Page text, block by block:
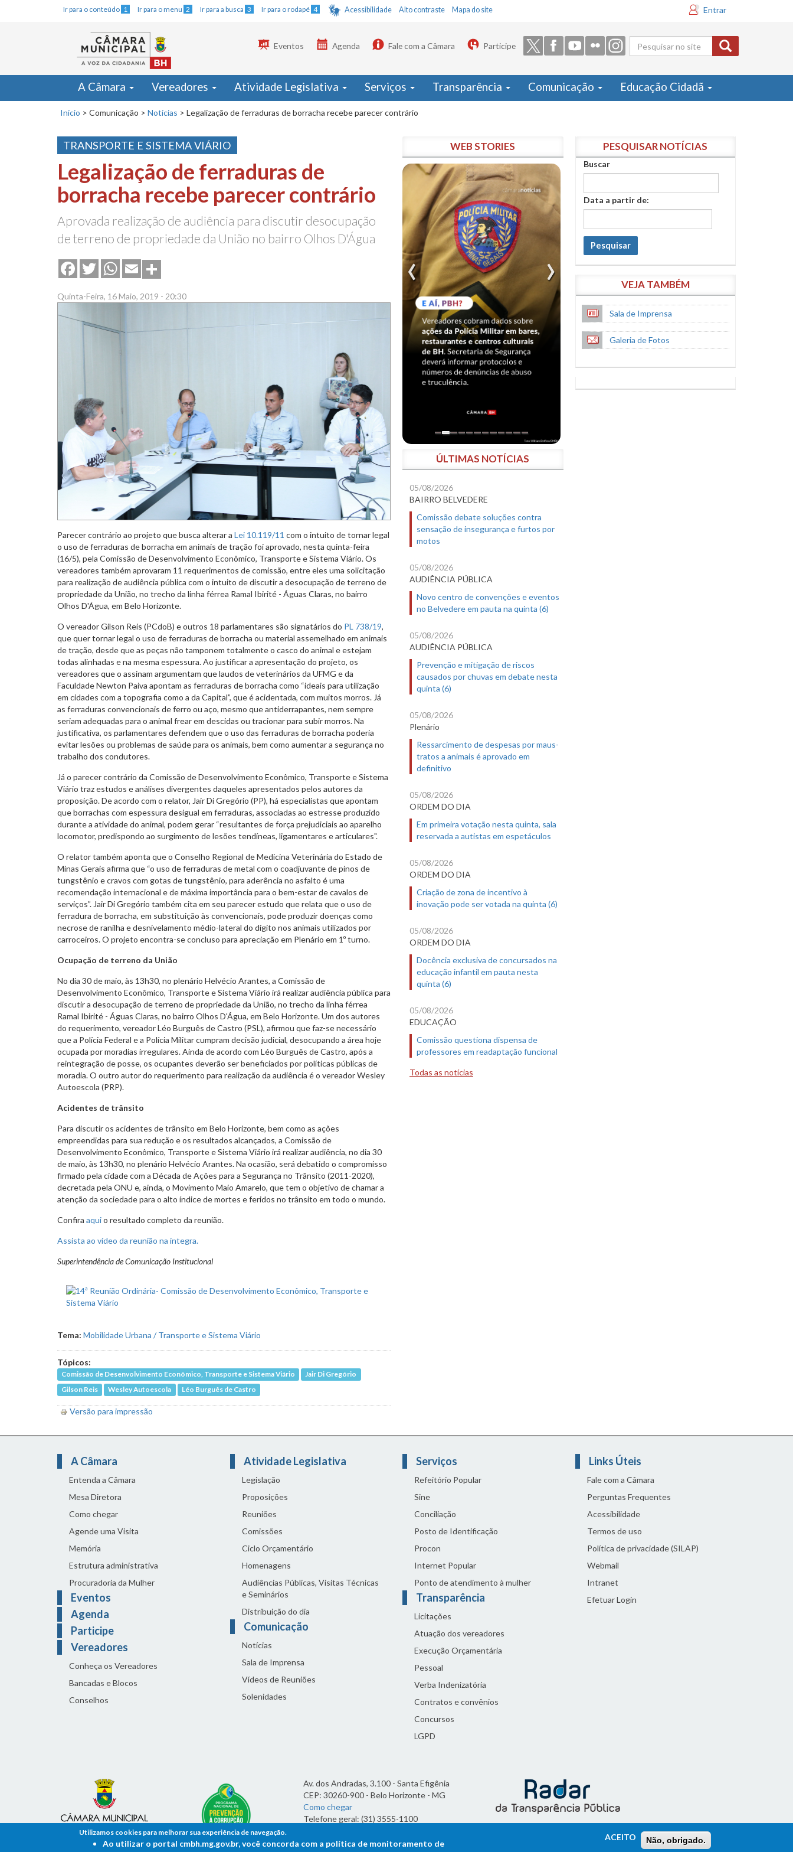
Ir para o conteúdo 1 Ir para o menu 2 Ir para a busca 3 Ir para o rodapé 4 Acessibilidade Alto contraste Mapa do site Entrar
Formulário
de busca
Eventos Agenda Fale com a Câmara Participe
A Câmara Vereadores Atividade Legislativa Serviços Transparência Comunicação Educação Cidadã
Início > Comunicação > Notícias > Legalização de ferraduras de borracha recebe parecer contrário
TRANSPORTE E SISTEMA VIÁRIO
Legalização de ferraduras de
borracha recebe parecer contrário
Aprovada realização de audiência para discutir desocupação
de terreno de propriedade da União no bairro Olhos D'Água
FacebookTwitterWhatsApp
Email
Quinta-Feira, 16 Maio, 2019 - 20:30
Parecer contrário ao projeto que busca alterar a Lei 10.119/11 com o intuito de tornar legal
o uso de ferraduras de borracha em animais de tração foi aprovado, nesta quinta-feira
(16/5), pela Comissão de Desenvolvimento Econômico, Transporte e Sistema Viário. Os
vereadores também aprovaram 11 requerimentos de comissão, entre eles uma solicitação
para realização de audiência pública com o intuito de discutir a desocupação de terreno de
propriedade da União, no trecho da linha férrea Ramal Ibirité - Águas Claras, no bairro
Olhos D'Água, em Belo Horizonte.
O vereador Gilson Reis (PCdoB) e outros 18 parlamentares são signatários do PL 738/19,
que quer tornar legal o uso de ferraduras de borracha ou material assemelhado em animais
de tração, desde que as peças não tamponem totalmente o casco do animal e estejam
todas alinhadas e na mesma espessura. Ao justificar a apresentação do projeto, os
vereadores que o assinam argumentam que laudos de veterinários da UFMG e da
Faculdade Newton Paiva apontam as ferraduras de borracha como “ideais para utilização
em cidades com a topografia como a da Capital”, que é acidentada, com muitos morros. Já
as ferraduras convencionais de ferro ou aço, mesmo que antiderrapantes, nem sempre
seriam adequadas para o animal frear em descidas ou tracionar para subir morros. Na
justificativa, os parlamentares defendem que o uso das ferraduras de borracha poderia
evitar lesões ou problemas de saúde para os animais, bem como aumentar a segurança no
trabalho dos condutores.
Já o parecer contrário da Comissão de Desenvolvimento Econômico, Transporte e Sistema
Viário traz estudos e análises divergentes daqueles apresentados pelos autores da
proposição. De acordo com o relator, Jair Di Gregório (PP), há especialistas que apontam
que borrachas com espessura desigual em ferraduras, associadas ao estresse produzido
durante a atividade do animal, podem gerar “resultantes de força prejudiciais ao aparelho
locomotor, predispondo ao surgimento de lesões tendíneas, ligamentares e articulares".
O relator também aponta que o Conselho Regional de Medicina Veterinária do Estado de
Minas Gerais afirma que “o uso de ferraduras de metal com o coadjuvante de pinos de
tungstênio e cravos com gotas de tungstênio, para aderência no asfalto é uma
recomendação internacional e de máxima importância para o bem-estar de cavalos de
serviços”. Jair Di Gregório também cita em seu parecer estudo que relata que o uso de
ferradura de borracha, em substituição às convencionais, pode produzir doenças como
necrose de ranilha e desnivelamento médio-lateral do dígito nos animais utilizados por
carroceiros. O projeto encontra-se concluso para apreciação em Plenário em 1º turno.
Ocupação de terreno da União
No dia 30 de maio, às 13h30, no plenário Helvécio Arantes, a Comissão de
Desenvolvimento Econômico, Transporte e Sistema Viário irá realizar audiência pública para
discutir a desocupação de terreno de propriedade da União, no trecho da linha férrea
Ramal Ibirité - Águas Claras, no bairro Olhos D'Água, em Belo Horizonte. Um dos autores
do requerimento, vereador Léo Burguês de Castro (PSL), afirmou que faz-se necessário
que a Polícia Federal e a Polícia Militar cumpram decisão judicial, desocupando a área hoje
ocupada por moradias irregulares. Ainda de acordo com Léo Burguês de Castro, após a
reintegração de posse, os ocupantes deverão ser beneficiados por políticas públicas de
moradia. O outro autor do requerimento para realização da audiência é o vereador Wesley
Autoescola (PRP).
Acidentes de trânsito
Para discutir os acidentes de trânsito em Belo Horizonte, bem como as ações
empreendidas para sua redução e os resultados alcançados, a Comissão de
Desenvolvimento Econômico, Transporte e Sistema Viário irá realizar audiência, no dia 30
de maio, às 13h30, no plenário Helvécio Arantes. Na ocasião, será debatido o compromisso
firmado pela cidade com a Década de Ações para a Segurança no Trânsito (2011-2020),
decretada pela ONU e, ainda, o Movimento Maio Amarelo, que tem o objetivo de chamar a
atenção da sociedade para o alto índice de mortes e feridos no trânsito em todo o mundo.
Confira aquio resultado completo da reunião.
Assista ao vídeo da reunião na íntegra.
Superintendência de Comunicação Institucional
Tema: Mobilidade Urbana / Transporte e Sistema Viário
Tópicos:
Comissão de Desenvolvimento Econômico, Transporte e Sistema Viário
Jair Di Gregório
Gilson Reis
Wesley Autoescola Léo Burguês de Castro
Versão para impressão
WEB STORIES
ÚLTIMAS NOTÍCIAS
05/08/2026
BAIRRO BELVEDERE
Comissão debate soluções contra
sensação de insegurança e furtos por
motos
05/08/2026
AUDIÊNCIA PÚBLICA
Novo centro de convenções e eventos
no Belvedere em pauta na quinta (6)
05/08/2026
AUDIÊNCIA PÚBLICA
Prevenção e mitigação de riscos
causados por chuvas em debate nesta
quinta (6)
05/08/2026
Plenário
Ressarcimento de despesas por maus-
tratos a animais é aprovado em
definitivo
05/08/2026
ORDEM DO DIA
Em primeira votação nesta quinta, sala
reservada a autistas em espetáculos
05/08/2026
ORDEM DO DIA
Criação de zona de incentivo à
inovação pode ser votada na quinta (6)
05/08/2026
ORDEM DO DIA
Docência exclusiva de concursados na
educação infantil em pauta nesta
quinta (6)
05/08/2026
EDUCAÇÃO
Comissão questiona dispensa de
professores em readaptação funcional
Todas as notícias
PESQUISAR NOTÍCIAS
Buscar
Data a partir de:
Pesquisar
VEJA TAMBÉM
Sala de Imprensa
Galeria de Fotos
A Câmara
Entenda a Câmara
Mesa Diretora
Como chegar
Agende uma Visita
Memória
Estrutura administrativa
Procuradoria da Mulher
Eventos
Agenda
Participe
Vereadores
Conheça os Vereadores
Bancadas e Blocos
Conselhos
Atividade Legislativa
Legislação
Proposições
Reuniões
Comissões
Ciclo Orçamentário
Homenagens
Audiências Públicas, Visitas Técnicas
e Seminários
Distribuição do dia
Comunicação
Notícias
Sala de Imprensa
Vídeos de Reuniões
Solenidades
Serviços
Refeitório Popular
Sine
Conciliação
Posto de Identificação
Procon
Internet Popular
Ponto de atendimento à mulher
Transparência
Licitações
Atuação dos vereadores
Execução Orçamentária
Pessoal
Verba Indenizatória
Contratos e convênios
Concursos
LGPD
Links Úteis
Fale com a Câmara
Perguntas Frequentes
Acessibilidade
Termos de uso
Política de privacidade (SILAP)
Webmail
Intranet
Efetuar Login
Av. dos Andradas, 3.100 - Santa Efigênia
CEP: 30260-900 - Belo Horizonte - MG
Como chegar
Telefone geral: (31) 3555-1100
7h às 19h
Utilizamos cookies para melhorar sua experiência de navegação.
Ao utilizar o portal cmbh.mg.gov.br, você concorda com a política de monitoramento de
ACEITO Não, obrigado.